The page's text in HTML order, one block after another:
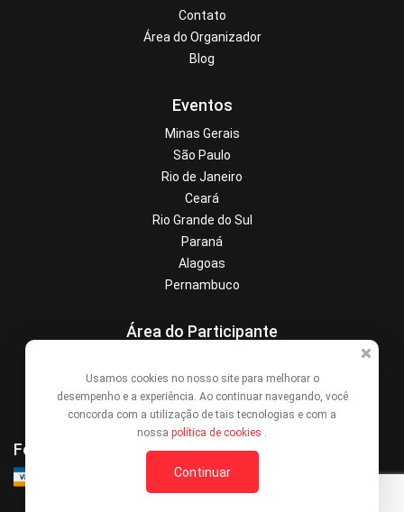
Contato
Área do Organizador
Blog
Eventos
Minas Gerais
São Paulo
Rio de Janeiro
Ceará
Rio Grande do Sul
Paraná
Alagoas
Pernambuco
Área do Participante
Denunciar este evento
Contato
Formas de Pagamento
Usamos cookies no nosso site para melhorar o
desempenho e a experiência. Ao continuar navegando, você
concorda com a utilização de tais tecnologias e com a
nossa política de cookies .
Continuar